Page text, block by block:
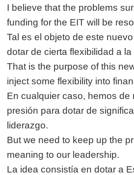
I believe that the problems
funding for the EIT will be
Tal es el objeto de este
dotar de cierta flexibilidad a
That is the purpose of this
inject some flexibility into
En cualquier caso, hemos de
presión para dotar de
liderazgo.
But we need to keep up the
meaning to our leadership.
La idea consistía en dotar a